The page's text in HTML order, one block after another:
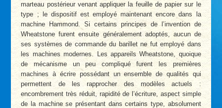
marteau postérieur venant appliquer la feuille de papier sur le
type ; le dispositif est employé maintenant encore dans la
machine Hammond. Si certains principes de l’invention de
Wheatstone furent ensuite généralement adoptés, aucun de
ses systèmes de commande du barillet ne fut employé dans
les machines modernes. Les appareils Wheatstone, quoique
de mécanisme un peu compliqué furent les premières
machines à écrire possédant un ensemble de qualités qui
permettent de les rapprocher des modèles actuels :
encombrement très réduit, rapidité de l’écriture, aspect simple
de la machine se présentant dans certains type, absolument